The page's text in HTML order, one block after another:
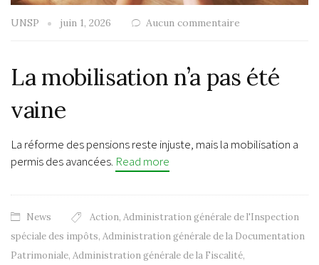
UNSP juin 1, 2026 Aucun commentaire
La mobilisation n’a pas été
vaine
La réforme des pensions reste injuste, mais la mobilisation a
permis des avancées. Read more
News Action, Administration générale de l'Inspection
spéciale des impôts, Administration générale de la Documentation
Patrimoniale, Administration générale de la Fiscalité,